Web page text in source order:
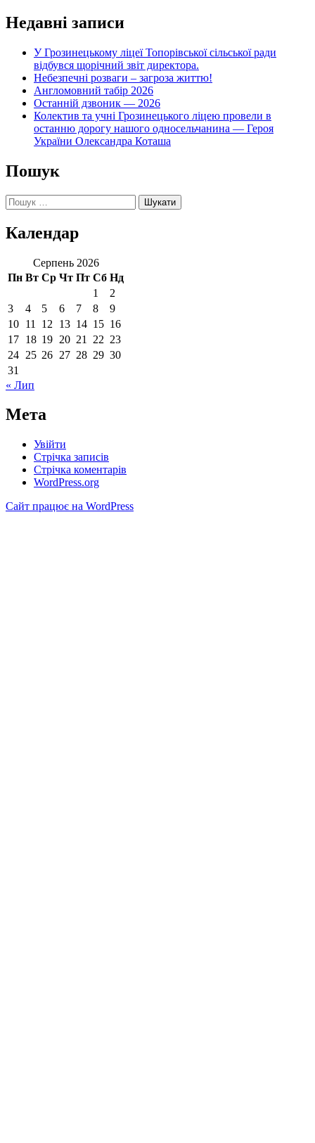
Недавні записи
У Грозинецькому ліцеї Топорівської сільської ради
відбувся щорічний звіт директора.
Небезпечні розваги – загроза життю!
Англомовний табір 2026
Останній дзвоник — 2026
Колектив та учні Грозинецького ліцею провели в
останню дорогу нашого односельчанина — Героя
України Олександра Коташа
Пошук
Пошук:
Календар
Серпень 2026
Пн Вт Ср Чт Пт Сб Нд
1
2
3
4 5 6 7 8
9
10 11 12 13 14 15 16
17 18 19 20 21 22 23
24 25 26 27 28 29 30
31
« Лип
Мета
Увійти
Стрічка записів
Стрічка коментарів
WordPress.org
Сайт працює на WordPress